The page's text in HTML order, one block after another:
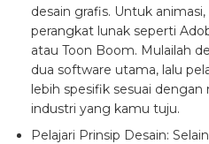
desain grafis. Untuk
perangkat lunak seperti
atau Toon Boom. Mulailah
dua software utama, lalu
lebih spesifik sesuai
industri yang kamu tuju.
Pelajari Prinsip Desain: